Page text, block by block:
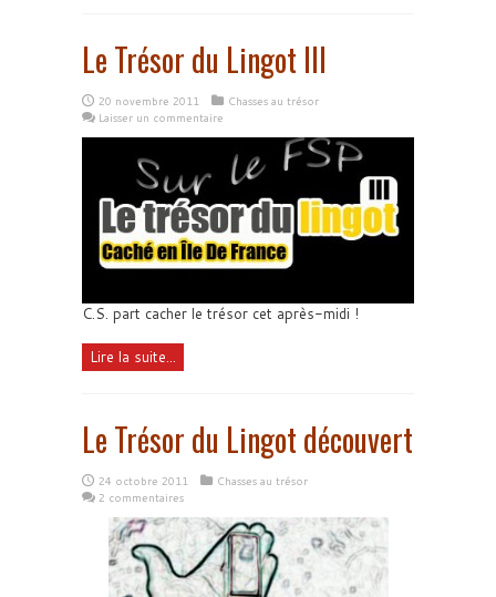
Le Trésor du Lingot III
20 novembre 2011
Chasses au trésor
Laisser un commentaire
C.S. part cacher le trésor cet après-midi !
Lire la suite...
Le Trésor du Lingot découvert
24 octobre 2011
Chasses au trésor
2 commentaires